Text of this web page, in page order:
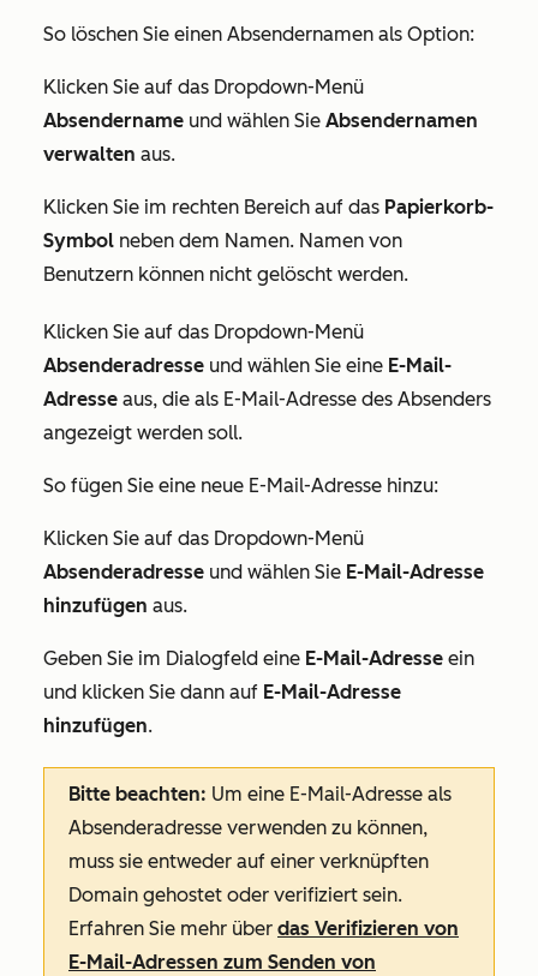
So löschen Sie einen Absendernamen als Option:
Klicken Sie auf das Dropdown-Menü
Absendername und wählen Sie Absendernamen
verwalten aus.
Klicken Sie im rechten Bereich auf das Papierkorb-
Symbol neben dem Namen. Namen von
Benutzern können nicht gelöscht werden.
Klicken Sie auf das Dropdown-Menü
Absenderadresse und wählen Sie eine E-Mail-
Adresse aus, die als E-Mail-Adresse des Absenders
angezeigt werden soll.
So fügen Sie eine neue E-Mail-Adresse hinzu:
Klicken Sie auf das Dropdown-Menü
Absenderadresse und wählen Sie E-Mail-Adresse
hinzufügen aus.
Geben Sie im Dialogfeld eine E-Mail-Adresse ein
und klicken Sie dann auf E-Mail-Adresse
hinzufügen.
Bitte beachten: Um eine E-Mail-Adresse als
Absenderadresse verwenden zu können,
muss sie entweder auf einer verknüpften
Domain gehostet oder verifiziert sein.
Erfahren Sie mehr über das Verifizieren von
E-Mail-Adressen zum Senden von